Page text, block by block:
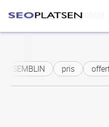
Skip to main content
ASSEMBLIN pris offert